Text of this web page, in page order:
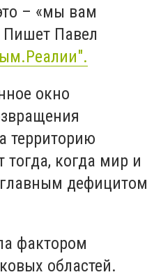
– «мы вам
Пишет Павел
окно
территорию
тогда, когда мир и
главным дефицитом
фактором
областей.